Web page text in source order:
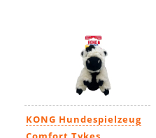
KONG Hundespielzeug